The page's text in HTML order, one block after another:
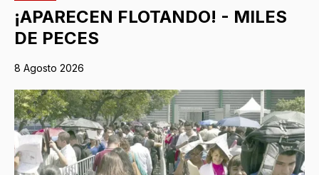
¡APARECEN FLOTANDO! - MILES
DE PECES
8 Agosto 2026